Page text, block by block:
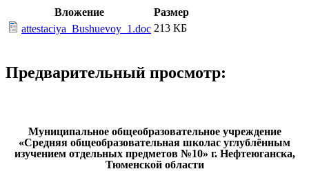
Вложение
Размер
attestaciya_Bushuevoy_1.doc 213 КБ
Предварительный просмотр:
Муниципальное общеобразовательное учреждение
«Средняя общеобразовательная школас углублённым
изучением отдельных предметов №10» г. Нефтеюганска,
Тюменской области